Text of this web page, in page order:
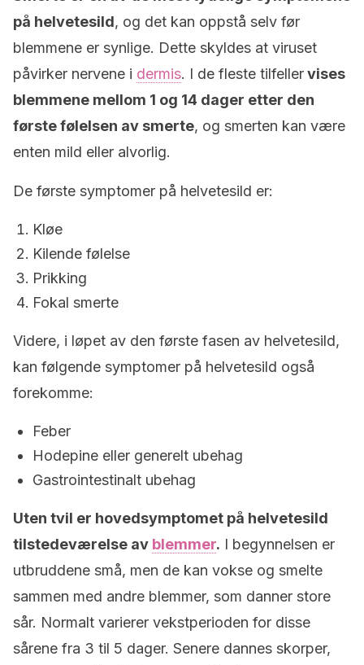
på helvetesild, og det kan oppstå selv før
blemmene er synlige. Dette skyldes at viruset
påvirker nervene i dermis. I de fleste tilfellervises
blemmene mellom 1 og 14 dager etter den
første følelsen av smerte, og smerten kan være
enten mild eller alvorlig.
De første symptomer på helvetesild er:
Kløe
Kilende følelse
Prikking
Fokal smerte
Videre, i løpet av den første fasen av helvetesild,
kan følgende symptomer på helvetesild også
forekomme:
Feber
Hodepine eller generelt ubehag
Gastrointestinalt ubehag
Uten tvil er hovedsymptomet på helvetesild
tilstedeværelse av blemmer. I begynnelsen er
utbruddene små, men de kan vokse og smelte
sammen med andre blemmer, som danner store
sår. Normalt varierer vekstperioden for disse
sårene fra 3 til 5 dager. Senere dannes skorper,